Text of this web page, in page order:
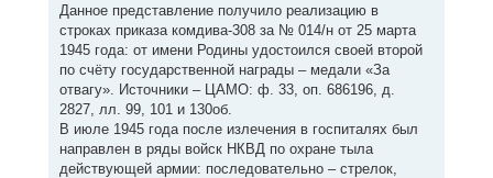
Данное представление получило реализацию в
строках приказа комдива-308 за № 014/н от 25 марта
1945 года: от имени Родины удостоился своей второй
по счёту государственной награды – медали «За
отвагу». Источники – ЦАМО: ф. 33, оп. 686196, д.
2827, лл. 99, 101 и 130об.
В июле 1945 года после излечения в госпиталях был
направлен в ряды войск НКВД по охране тыла
действующей армии: последовательно – стрелок,